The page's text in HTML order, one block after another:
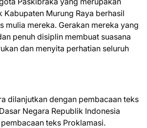
Murung Raya berhasil
mulia mereka. Gerakan mereka yang
penuh disiplin membuat suasana
dan menyita perhatian seluruh
dilanjutkan dengan pembacaan teks
Negara Republik Indonesia
teks Proklamasi.